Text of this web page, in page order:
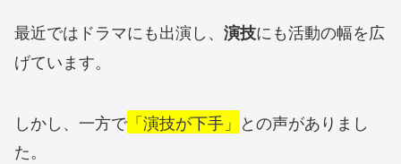
最近ではドラマにも出演し、 演技にも活動の幅を広
げています。
しかし、一方で 「演技が下手」 との声がありまし
た。